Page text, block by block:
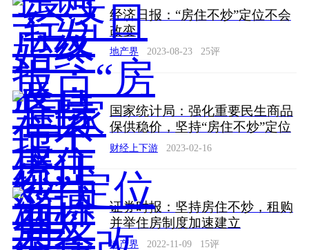
经济日报：“房住不炒”定位不会
改变
地产界 2023-08-23 25评
国家统计局：强化重要民生商品
保供稳价，坚持“房住不炒”定位
财经上下游 2023-02-16
证券时报：坚持房住不炒，租购
并举住房制度加速建立
地产界 2022-11-09 15评